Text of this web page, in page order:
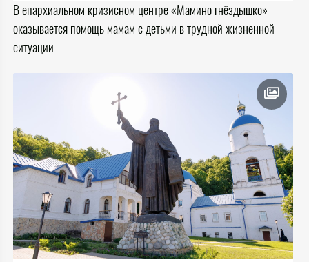
В епархиальном кризисном центре «Мамино гнёздышко»
оказывается помощь мамам с детьми в трудной жизненной
ситуации